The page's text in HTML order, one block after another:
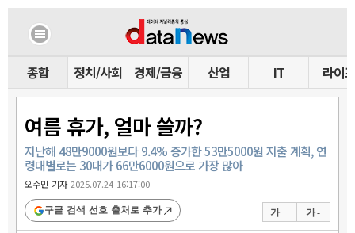
종합 정치/사회 경제/금융 산업 IT 라이프
여름 휴가, 얼마 쓸까?
지난해 48만9000원보다 9.4% 증가한 53만5000원 지출 계획, 연
령대별로는 30대가 66만6000원으로 가장 많아
오수민 기자2025.07.24 16:17:00
가 + 가 -
구글 검색 선호 출처로 추가